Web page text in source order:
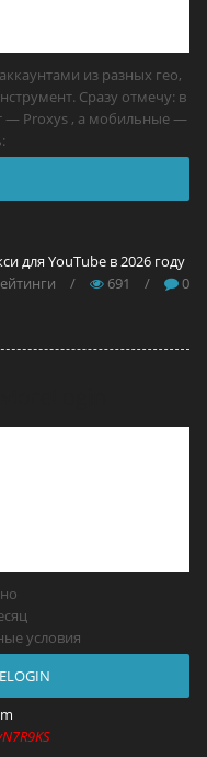
из разных гео,
Сразу отмечу: в
— Proxys , а мобильные —
для YouTube в 2026 году
/ 691 / 0
условия